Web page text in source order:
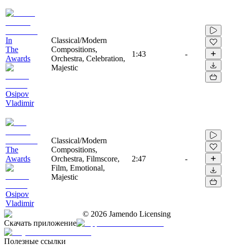
In
The
Awards
Osipov
Vladimir
Classical/Modern
Compositions,
Orchestra, Celebration,
Majestic
1:43 -
The
Awards
Osipov
Vladimir
Classical/Modern
Compositions,
Orchestra, Filmscore,
Film, Emotional,
Majestic
2:47 -
© 2026 Jamendo Licensing
Скачать приложение
Полезные ссылки